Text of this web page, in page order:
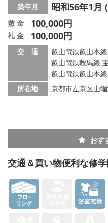
会社概要
メールでお問い合わせ
築年月 昭和56年1月
敷 金 100,000円
礼 金 100,000円
交 通
叡山電鉄叡山本
叡山電鉄鞍馬線
叡山電鉄叡山本
所在地
京都市左京区山
おす
交通＆買い物便利な修